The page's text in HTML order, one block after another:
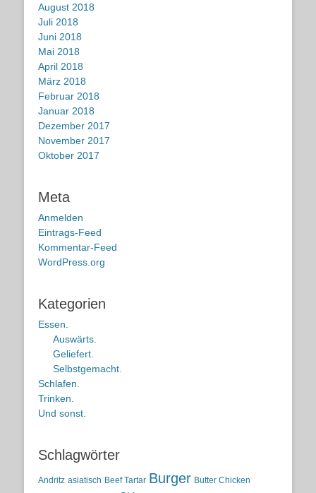
August 2018
Juli 2018
Juni 2018
Mai 2018
April 2018
März 2018
Februar 2018
Januar 2018
Dezember 2017
November 2017
Oktober 2017
Meta
Anmelden
Eintrags-Feed
Kommentar-Feed
WordPress.org
Kategorien
Essen.
Auswärts.
Geliefert.
Selbstgemacht.
Schlafen.
Trinken.
Und sonst.
Schlagwörter
Andritz asiatisch Beef Tartar Burger Butter Chicken